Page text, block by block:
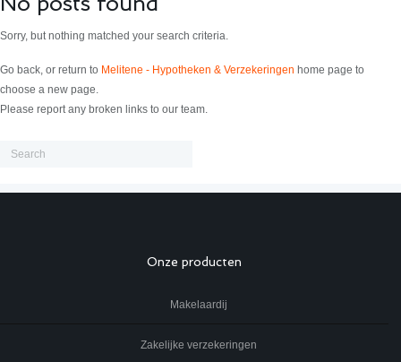
Sorry, but nothing matched your search criteria.
Go back, or return to Melitene - Hypotheken & Verzekeringen home page to
choose a new page.
Please report any broken links to our team.
Onze producten
Makelaardij
Zakelijke verzekeringen